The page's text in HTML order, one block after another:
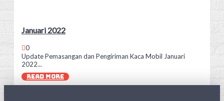
Januari 2022
0
Update Pemasangan dan Pengiriman Kaca Mobil Januari
2022...
READ MORE